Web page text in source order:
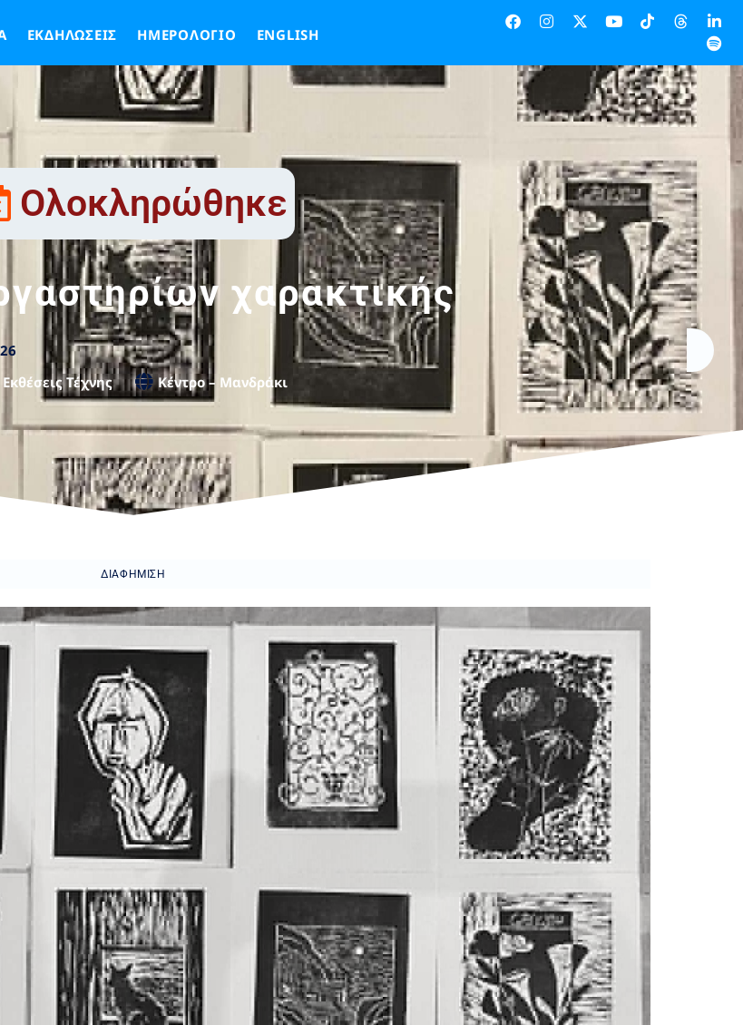
ΕΚΔΗΛΏΣΕΙΣ ΗΜΕΡΟΛΌΓΙΟ ENGLISH
Ολοκληρώθηκε
χαρακτικής
Εκθέσεις Τέχνης
Κέντρο – Μανδράκι
ΔΙΑΦΉΜΙΣΗ